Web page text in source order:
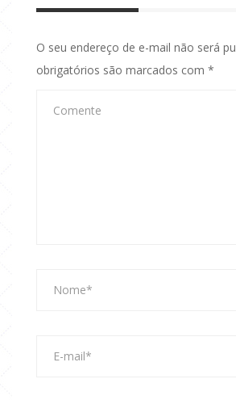
O seu endereço de e-mail não será
obrigatórios são marcados com *